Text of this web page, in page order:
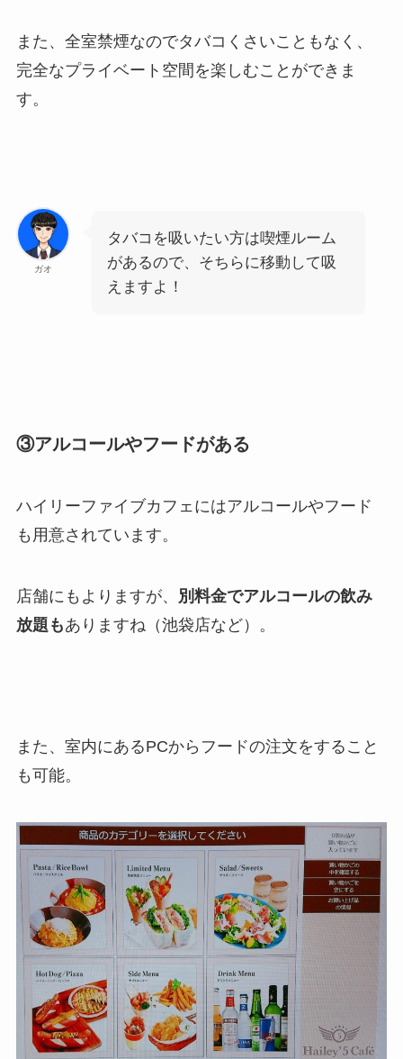
また、全室禁煙なのでタバコくさいこともなく、
完全なプライベート空間を楽しむことができま
す。
ガオ
タバコを吸いたい方は喫煙ルーム
があるので、そちらに移動して吸
えますよ！
③アルコールやフードがある
ハイリーファイブカフェにはアルコールやフード
も用意されています。
店舗にもよりますが、
別料金でアルコールの飲み
放題もありますね（池袋店など）。
また、室内にあるPCからフードの注文をすること
も可能。